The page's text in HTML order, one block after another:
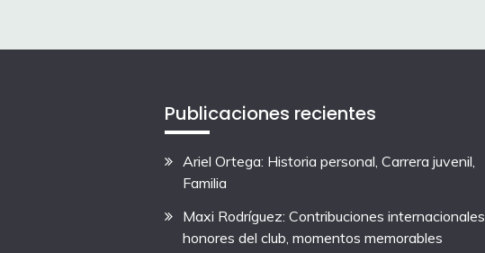
Publicaciones recientes
Ariel Ortega: Historia personal, Carrera juvenil,
Familia
Maxi Rodríguez: Contribuciones internacionales,
honores del club, momentos memorables